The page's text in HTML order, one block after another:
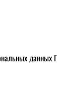
данных